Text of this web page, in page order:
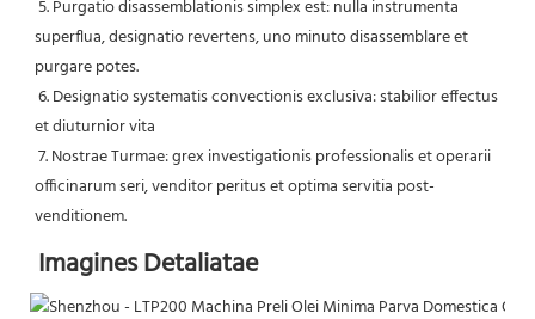
superflua, designatio revertens, uno minuto disassemblare et
purgare potes.
et diuturnior vita
officinarum seri, venditor peritus et optima servitia post-
venditionem.
Imagines Detaliatae